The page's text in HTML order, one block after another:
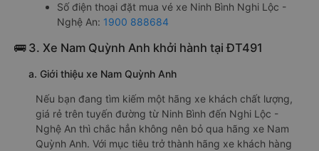
Số điện thoại đặt mua vé xe Ninh Bình Nghi Lộc -
Nghệ An: 1900 888684
🚌 3. Xe Nam Quỳnh Anh khởi hành tại ĐT491
a. Giới thiệu xe Nam Quỳnh Anh
Nếu bạn đang tìm kiếm một hãng xe khách chất lượng,
giá rẻ trên tuyến đường từ Ninh Bình đến Nghi Lộc -
Nghệ An thì chắc hẳn không nên bỏ qua hãng xe Nam
Quỳnh Anh. Với mục tiêu trở thành hãng xe khách hàng